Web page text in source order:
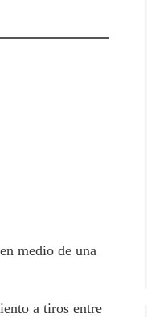
medio de una
a tiros entre